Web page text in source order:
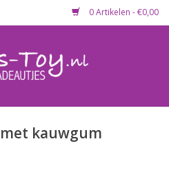
0 Artikelen - €0,00
kauwgum